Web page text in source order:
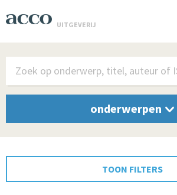
UITGEVERIJ
onderwerpen
TOON FILTERS